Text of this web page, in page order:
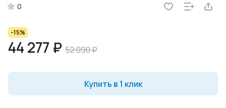
0
-15%
44 277 ₽ 52 090 ₽
Купить в 1 клик